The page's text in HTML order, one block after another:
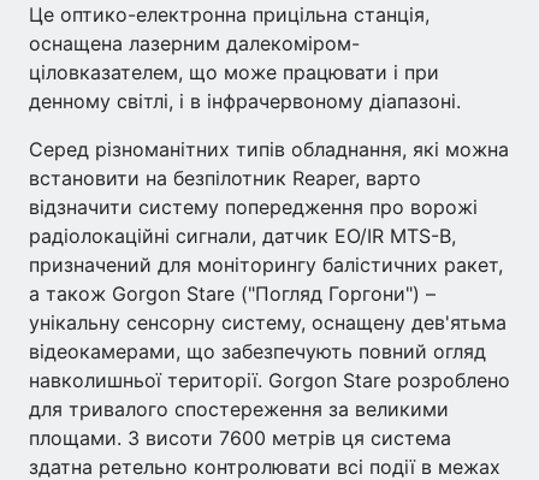
Це оптико-електронна прицільна станція,
оснащена лазерним далекоміром-
ціловказателем, що може працювати і при
денному світлі, і в інфрачервоному діапазоні.
Серед різноманітних типів обладнання, які можна
встановити на безпілотник Reaper, варто
відзначити систему попередження про ворожі
радіолокаційні сигнали, датчик EO/IR MTS-B,
призначений для моніторингу балістичних ракет,
а також Gorgon Stare ("Погляд Горгони") –
унікальну сенсорну систему, оснащену дев'ятьма
відеокамерами, що забезпечують повний огляд
навколишньої території. Gorgon Stare розроблено
для тривалого спостереження за великими
площами. З висоти 7600 метрів ця система
здатна ретельно контролювати всі події в межах